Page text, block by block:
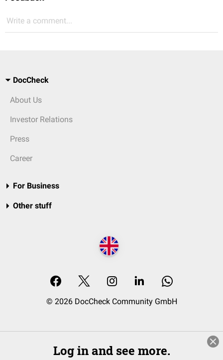
Write a comment...
DocCheck
About Us
Investor Relations
Press
Career
For Business
Other stuff
© 2026 DocCheck Community GmbH
Log in and see more.